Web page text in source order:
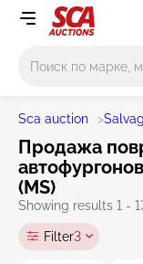
Sca auction >
Продажа
(MS)
Showing results 1 -
Filter3